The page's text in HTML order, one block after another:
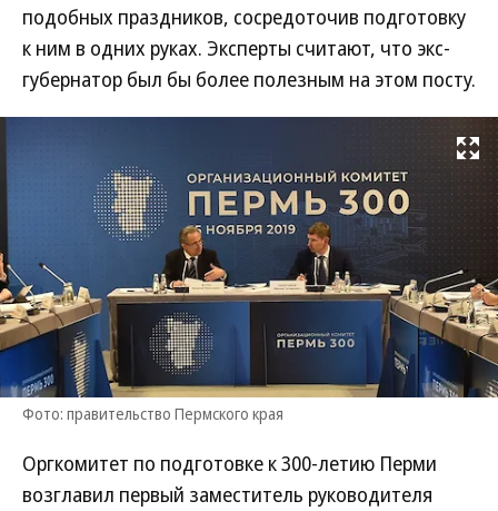
подобных праздников, сосредоточив подготовку
к ним в одних руках. Эксперты считают, что экс-
губернатор был бы более полезным на этом посту.
Развернуть
Фото: правительство Пермского края
Оргкомитет по подготовке к 300-летию Перми
возглавил первый заместитель руководителя